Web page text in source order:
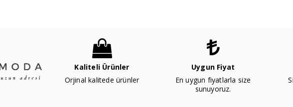
Kaliteli Ürünler
Orjinal kalitede ürünler
Uygun Fiyat
En uygun fiyatlarla size
sunuyoruz.